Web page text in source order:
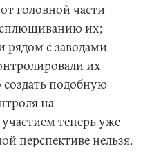
головной части
сплющиванию их;
рядом с заводами —
их
подобную
на
теперь уже
перспективе нельзя.